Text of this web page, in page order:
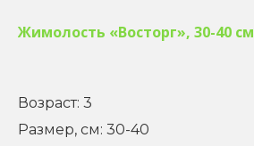
Жимолость «Восторг», 30-40 см
Возраст: 3
Размер, см: 30-40